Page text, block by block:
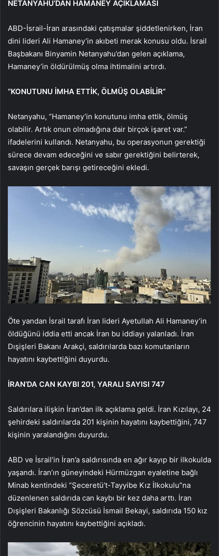
NETANYAHU’DAN HAMANEY AÇIKLAMASI
ABD-İsrail-İran arasındaki çatışmalar şiddetlenirken, İran
dini lideri Ali Hamaney’in akıbeti merak konusu oldu. İsrail
Başbakanı Binyamin Netanyahu’dan gelen açıklama,
Hamaney’in öldürülmüş olma ihtimalini artırdı.
“KONUTUNU İMHA ETTİK, ÖLMÜŞ OLABİLİR”
Netanyahu, “Hamaney’in konutunu imha ettik, ölmüş
olabilir. Artık onun olmadığına dair birçok işaret var.”
ifadelerini kullandı. Netanyahu, bu operasyonun gerektiği
sürece devam edeceğini ve sabır gerektiğini belirterek,
savaşın gerçek barışı getireceğini ekledi.
Öte yandan İsrail tarafı İran lideri Ayetullah Ali Hamaney’in
öldüğünü iddia etti ancak İran bu iddiayı yalanladı. İran
Dışişleri Bakanı Arakçi, saldırılarda bazı komutanların
hayatını kaybettiğini duyurdu.
İRAN’DA CAN KAYBI 201, YARALI SAYISI 747
Saldırılara ilişkin İran’dan ilk açıklama geldi. İran Kızılayı, 24
şehirdeki saldırılarda 201 kişinin hayatını kaybettiğini, 747
kişinin yaralandığını duyurdu.
ABD ve İsrail’in İran’a saldırısında en ağır kayıp bir ilkokulda
yaşandı. İran’ın güneyindeki Hürmüzgan eyaletine bağlı
Minab kentindeki “Şeceretü’t-Tayyibe Kız İlkokulu”na
düzenlenen saldırıda can kaybı bir kez daha arttı. İran
Dışişleri Bakanlığı Sözcüsü İsmail Bekayi, saldırıda 150 kız
öğrencinin hayatını kaybettiğini açıkladı.